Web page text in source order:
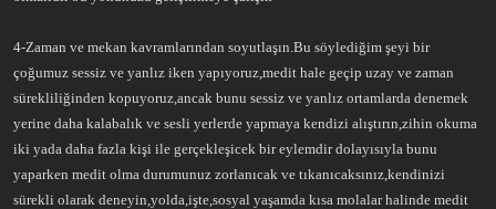
4-Zaman ve mekan kavramlarından soyutlaşın.Bu söylediğim şeyi bir
çoğumuz sessiz ve yanlız iken yapıyoruz,medit hale geçip uzay ve zaman
sürekliliğinden kopuyoruz,ancak bunu sessiz ve yanlız ortamlarda denemek
yerine daha kalabalık ve sesli yerlerde yapmaya kendizi alıştırın,zihin okuma
iki yada daha fazla kişi ile gerçekleşicek bir eylemdir dolayısıyla bunu
yaparken medit olma durumunuz zorlanıcak ve tıkanıcaksınız,kendinizi
sürekli olarak deneyin,yolda,işte,sosyal yaşamda kısa molalar halinde medit